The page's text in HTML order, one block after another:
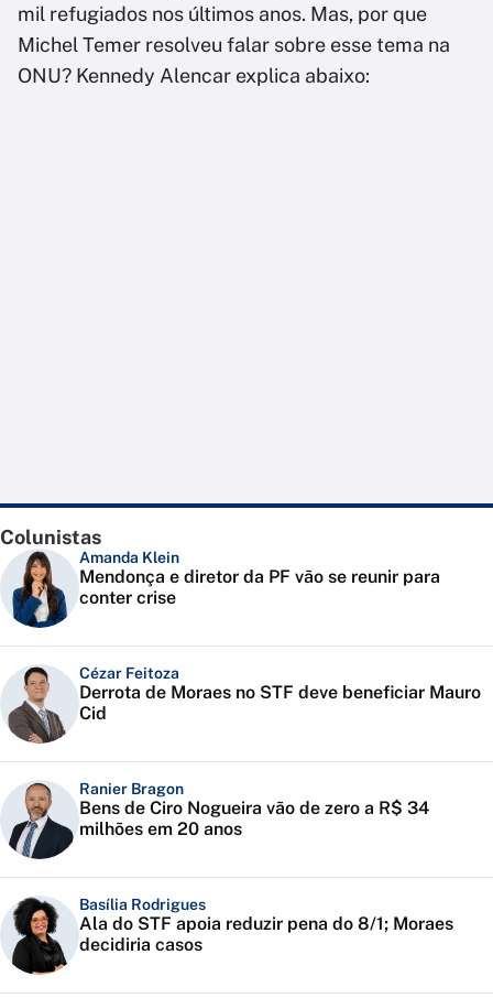
mil refugiados nos últimos anos. Mas, por que
Michel Temer resolveu falar sobre esse tema na
ONU? Kennedy Alencar explica abaixo:
Colunistas
Amanda Klein
Mendonça e diretor da PF vão se reunir para
conter crise
Cézar Feitoza
Derrota de Moraes no STF deve beneficiar Mauro
Cid
Ranier Bragon
Bens de Ciro Nogueira vão de zero a R$ 34
milhões em 20 anos
Basília Rodrigues
Ala do STF apoia reduzir pena do 8/1; Moraes
decidiria casos